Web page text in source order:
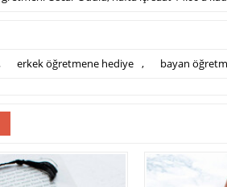
erkek öğretmene hediye , bayan